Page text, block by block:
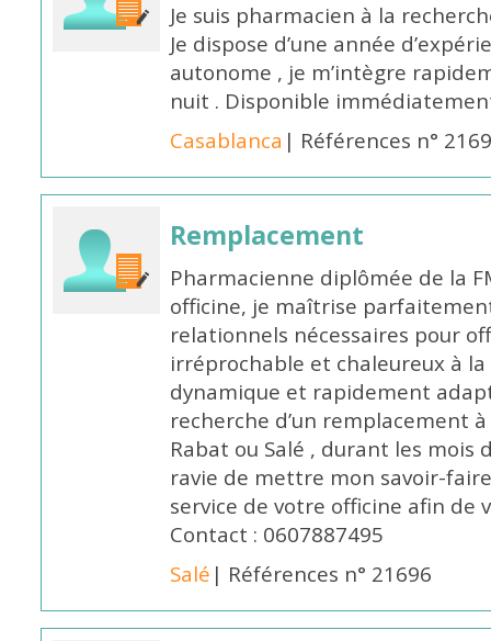
Je suis pharmacien à la
Je dispose d’une année
autonome , je m’intègre
nuit . Disponible
Casablanca | Références n°
Remplacement
Pharmacienne diplômée de la
officine, je maîtrise
relationnels nécessaires pour
irréprochable et chaleureux à
dynamique et rapidement
recherche d’un remplacement
Rabat ou Salé , durant les mois
ravie de mettre mon savoir-
service de votre officine afin de
Contact : 0607887495
Salé | Références n° 21696